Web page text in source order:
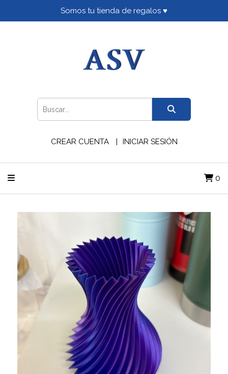
Somos tu tienda de regalos ♥
CREAR CUENTA INICIAR SESIÓN
0